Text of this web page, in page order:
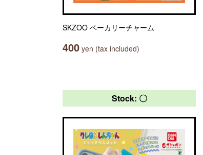
SKZOO ベーカリーチャーム
400 yen (tax included)
Stock: 〇